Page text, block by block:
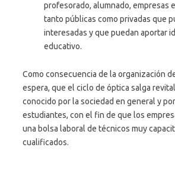
profesorado, alumnado, empresas
tanto públicas como privadas que
interesadas y que puedan aportar
educativo.
Como consecuencia de la organización
espera, que el ciclo de óptica salga
conocido por la sociedad en general y
estudiantes, con el fin de que los
una bolsa laboral de técnicos muy
cualificados.